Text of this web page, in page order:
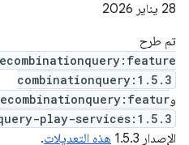
‫28 يناير 2026
تم طرح
combinationquery:1.5.3
و
play-services:1.5.3
الإصدار 1.5.3
هذه التعديلات.